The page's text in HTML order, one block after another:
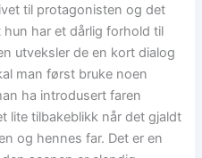
til protagonisten og det
har et dårlig forhold til
utveksler de en kort dialog
man først bruke noen
ha introdusert faren
lite tilbakeblikk når det gjaldt
og hennes far. Det er en